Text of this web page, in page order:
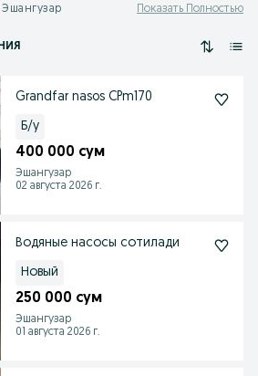
Показать Полностью
Grandfar nasos CPm170
Б/у
400 000 сум
Эшангузар
02 августа 2026 г.
Водяные насосы сотилади
Новый
250 000 сум
Эшангузар
01 августа 2026 г.